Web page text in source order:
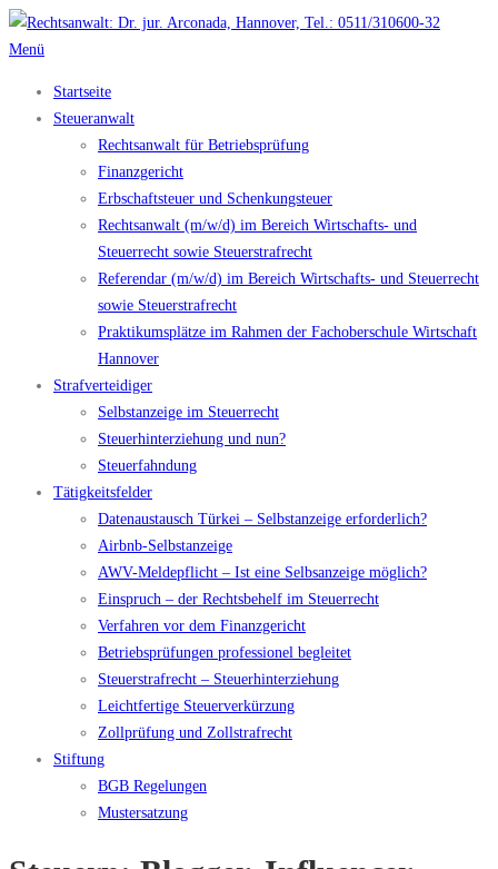
Zum
Inhalt
Menü
Startseite
Steueranwalt
Rechtsanwalt für Betriebsprüfung
Finanzgericht
Erbschaftsteuer und Schenkungsteuer
Rechtsanwalt (m/w/d) im Bereich Wirtschafts- und
Steuerrecht sowie Steuerstrafrecht
Referendar (m/w/d) im Bereich Wirtschafts- und Steuerrecht
sowie Steuerstrafrecht
Praktikumsplätze im Rahmen der Fachoberschule Wirtschaft
Hannover
Strafverteidiger
Selbstanzeige im Steuerrecht
Steuerhinterziehung und nun?
Steuerfahndung
Tätigkeitsfelder
Datenaustausch Türkei – Selbstanzeige erforderlich?
Airbnb-Selbstanzeige
AWV-Meldepflicht – Ist eine Selbsanzeige möglich?
Einspruch – der Rechtsbehelf im Steuerrecht
Verfahren vor dem Finanzgericht
Betriebsprüfungen professionel begleitet
Steuerstrafrecht – Steuerhinterziehung
Leichtfertige Steuerverkürzung
Zollprüfung und Zollstrafrecht
Stiftung
BGB Regelungen
Mustersatzung